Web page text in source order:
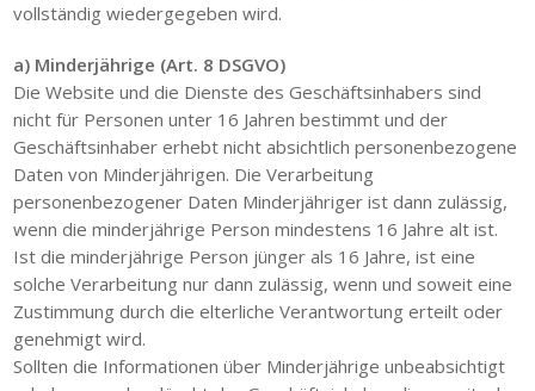
vollständig wiedergegeben wird.
a) Minderjährige (Art. 8 DSGVO)
Die Website und die Dienste des Geschäftsinhabers sind
nicht für Personen unter 16 Jahren bestimmt und der
Geschäftsinhaber erhebt nicht absichtlich personenbezogene
Daten von Minderjährigen. Die Verarbeitung
personenbezogener Daten Minderjähriger ist dann zulässig,
wenn die minderjährige Person mindestens 16 Jahre alt ist.
Ist die minderjährige Person jünger als 16 Jahre, ist eine
solche Verarbeitung nur dann zulässig, wenn und soweit eine
Zustimmung durch die elterliche Verantwortung erteilt oder
genehmigt wird.
Sollten die Informationen über Minderjährige unbeabsichtigt